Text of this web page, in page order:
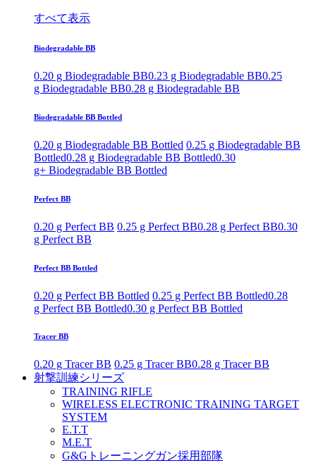
すべて表示
Biodegradable BB
0.20 g Biodegradable BB0.23 g Biodegradable BB0.25
g Biodegradable BB0.28 g Biodegradable BB
Biodegradable BB Bottled
0.20 g Biodegradable BB Bottled 0.25 g Biodegradable BB
Bottled0.28 g Biodegradable BB Bottled0.30
g+ Biodegradable BB Bottled
Perfect BB
0.20 g Perfect BB 0.25 g Perfect BB0.28 g Perfect BB0.30
g Perfect BB
Perfect BB Bottled
0.20 g Perfect BB Bottled 0.25 g Perfect BB Bottled0.28
g Perfect BB Bottled0.30 g Perfect BB Bottled
Tracer BB
0.20 g Tracer BB 0.25 g Tracer BB0.28 g Tracer BB
射撃訓練シリーズ
TRAINING RIFLE
WIRELESS ELECTRONIC TRAINING TARGET
SYSTEM
E.T.T
M.E.T
G&Gトレーニングガン採用部隊